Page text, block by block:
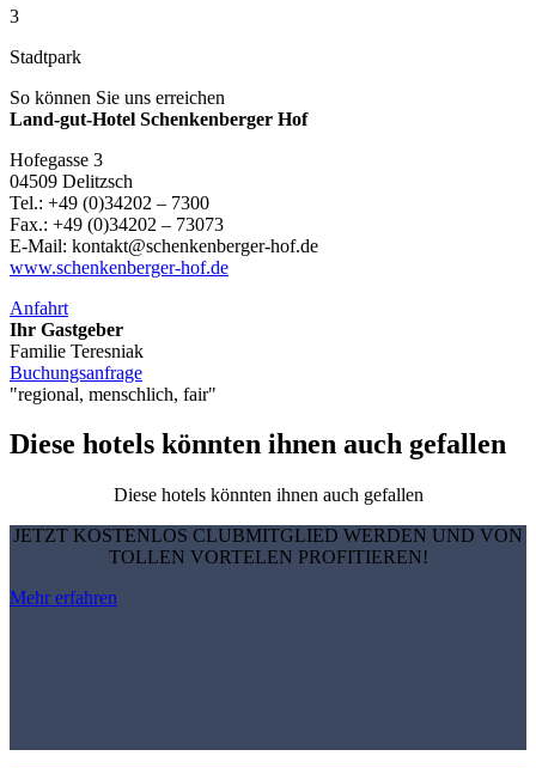
3
Stadtpark
So können Sie uns erreichen
Land-gut-Hotel Schenkenberger Hof
Hofegasse 3
04509 Delitzsch
Tel.: +49 (0)34202 – 7300
Fax.: +49 (0)34202 – 73073
E-Mail: kontakt@schenkenberger-hof.de
www.schenkenberger-hof.de
Anfahrt
Ihr Gastgeber
Familie Teresniak
Buchungsanfrage
"regional, menschlich, fair"
Diese hotels könnten ihnen auch gefallen
Diese hotels könnten ihnen auch gefallen
JETZT KOSTENLOS CLUBMITGLIED WERDEN UND VON
TOLLEN VORTELEN PROFITIEREN!
Mehr erfahren